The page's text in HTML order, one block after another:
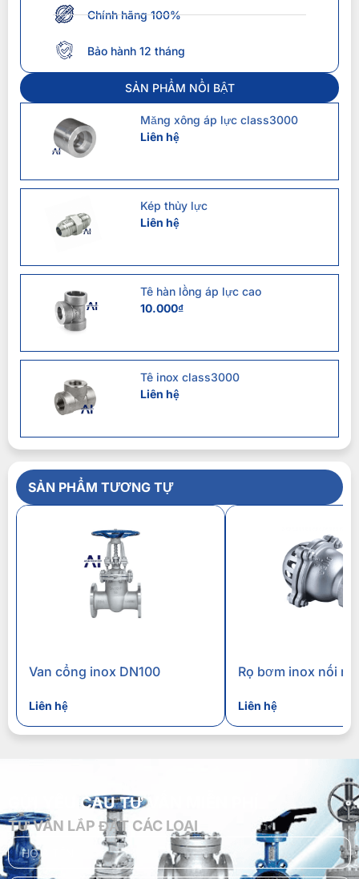
Chính hãng 100%
Bảo hành 12 tháng
SẢN PHẨM NỔI BẬT
Măng xông áp lực class3000
Liên hệ
Kép thủy lực
Liên hệ
Tê hàn lồng áp lực cao
10.000₫
Tê inox class3000
Liên hệ
SẢN PHẨM TƯƠNG TỰ
Van cổng inox DN100
Liên hệ
Rọ bơm inox nối
Liên hệ
GỬI YÊU CẦU TƯ VẤN MIỄN PHÍ
TƯ VẤN LẮP ĐẶT CÁC LOẠI